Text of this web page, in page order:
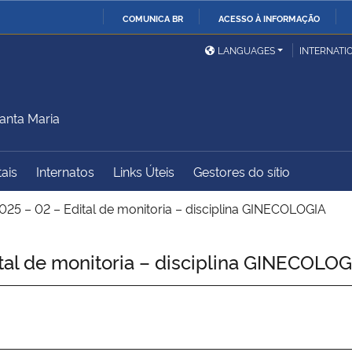
COMUNICA BR ACESSO À INFORMAÇÃO
Ministério da Defesa
Ministério das Relações
Exteriores
Ministério do
Desenvolvimento Regional
Controladoria-Geral da
União
Advocacia-Geral da União Banco Central do Brasil
LANGUAGES
Maria
Internatos Links Úteis Gestores do sítio
– 02 – Edital de monitoria – disciplina GINECOLOGIA
de monitoria – disciplina